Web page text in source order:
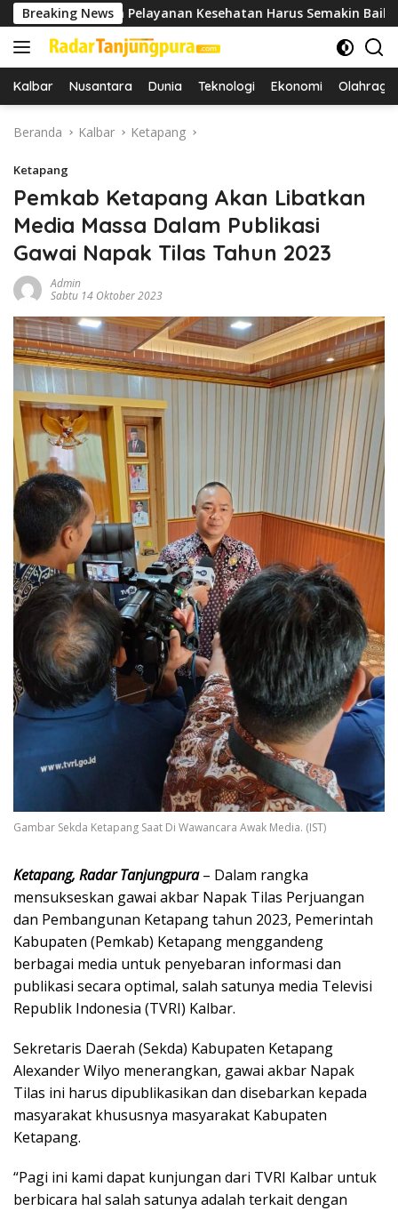
Langsung
ke
konten
Breaking News
Pelayanan Kesehatan Harus Semakin Baik Bupati
Kalbar Nusantara Dunia Teknologi Ekonomi Olahraga
Beranda Kalbar Ketapang
Ketapang
Pemkab Ketapang Akan Libatkan
Media Massa Dalam Publikasi
Gawai Napak Tilas Tahun 2023
Admin
Sabtu 14 Oktober 2023
Gambar Sekda Ketapang Saat Di Wawancara Awak Media. (IST)
Ketapang, Radar Tanjungpura– Dalam rangka
mensukseskan gawai akbar Napak Tilas Perjuangan
dan Pembangunan Ketapang tahun 2023, Pemerintah
Kabupaten (Pemkab) Ketapang menggandeng
berbagai media untuk penyebaran informasi dan
publikasi secara optimal, salah satunya media Televisi
Republik Indonesia (TVRI) Kalbar.
Sekretaris Daerah (Sekda) Kabupaten Ketapang
Alexander Wilyo menerangkan, gawai akbar Napak
Tilas ini harus dipublikasikan dan disebarkan kepada
masyarakat khususnya masyarakat Kabupaten
Ketapang.
“Pagi ini kami dapat kunjungan dari TVRI Kalbar untuk
berbicara hal salah satunya adalah terkait dengan